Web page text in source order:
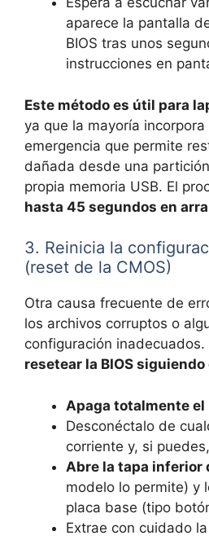
aparece la pantalla
BIOS tras unos
instrucciones en
Este método es útil para
ya que la mayoría
emergencia que permite
dañada desde una
propia memoria USB. El
hasta 45 segundos en
3. Reinicia la
(reset de la CMOS)
Otra causa frecuente de
los archivos corruptos o
configuración
resetear la BIOS
Apaga totalmente
Desconéctalo de
corriente y, si puedes,
Abre la tapa inferior
modelo lo permite) y
placa base (tipo
Extrae con cuidado